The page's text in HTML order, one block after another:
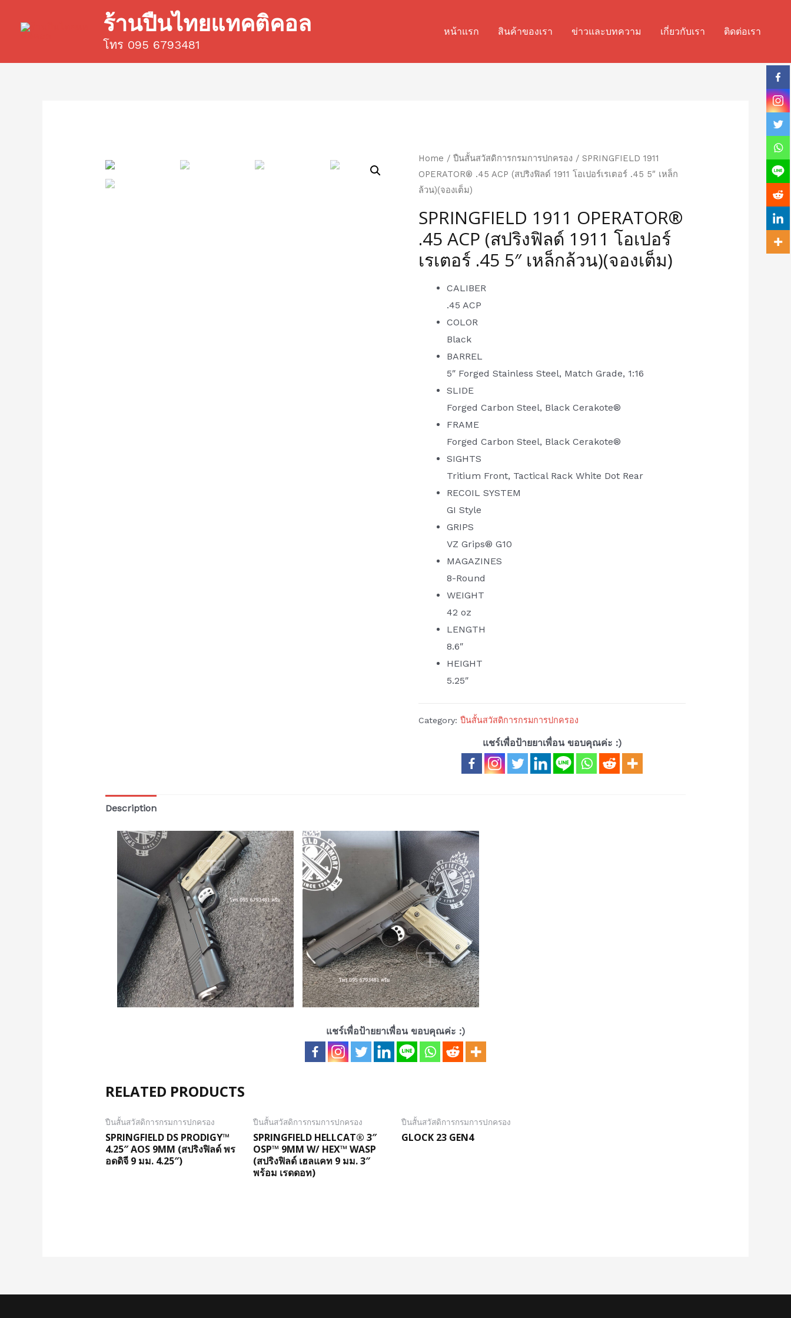
ร้านปืนไทยแทคติคอล
โทร 095 6793481
หน้าแรก สินค้าของเรา ข่าวและบทความ เกี่ยวกับเรา ติดต่อเรา
Home /ปืนสั้นสวัสดิการกรมการปกครอง / SPRINGFIELD 1911
OPERATOR® .45 ACP (สปริงฟิลด์ 1911 โอเปอร์เรเตอร์ .45 5″ เหล็ก
ล้วน)(จองเต็ม)
SPRINGFIELD 1911 OPERATOR®
.45 ACP (สปริงฟิลด์ 1911 โอเปอร์
เรเตอร์ .45 5″ เหล็กล้วน)(จองเต็ม)
CALIBER
.45 ACP
COLOR
Black
BARREL
5″ Forged Stainless Steel, Match Grade, 1:16
SLIDE
Forged Carbon Steel, Black Cerakote®
FRAME
Forged Carbon Steel, Black Cerakote®
SIGHTS
Tritium Front, Tactical Rack White Dot Rear
RECOIL SYSTEM
GI Style
GRIPS
VZ Grips® G10
MAGAZINES
8-Round
WEIGHT
42 oz
LENGTH
8.6″
HEIGHT
5.25″
Category:ปืนสั้นสวัสดิการกรมการปกครอง
แชร์เพื่อป้ายยาเพื่อน ขอบคุณค่ะ :)
Description
แชร์เพื่อป้ายยาเพื่อน ขอบคุณค่ะ :)
RELATED PRODUCTS
ปืนสั้นสวัสดิการกรมการปกครอง
SPRINGFIELD DS PRODIGY™
4.25″ AOS 9MM (สปริงฟิลด์ พร
อดดิจี 9 มม. 4.25″)
ปืนสั้นสวัสดิการกรมการปกครอง
SPRINGFIELD HELLCAT® 3″
OSP™ 9MM W/ HEX™ WASP
(สปริงฟิลด์ เฮลแคท 9 มม. 3″
พร้อม เรดดอท)
ปืนสั้นสวัสดิการกรมการปกครอง
GLOCK 23 GEN4